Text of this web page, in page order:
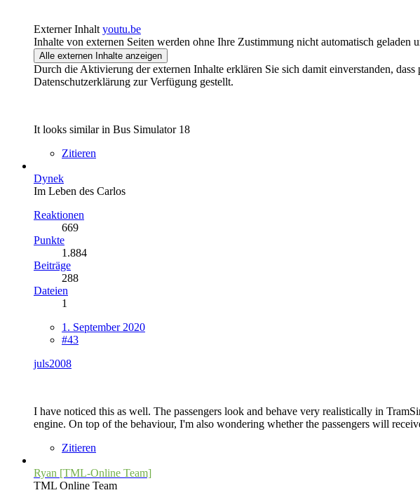
Externer Inhalt youtu.be
Inhalte von externen Seiten werden ohne Ihre Zustimmung nicht automatisch geladen
Alle externen Inhalte anzeigen
Durch die Aktivierung der externen Inhalte erklären Sie sich damit einverstanden,
Datenschutzerklärung zur Verfügung gestellt.
It looks similar in Bus Simulator 18
Zitieren
Dynek
Im Leben des Carlos
Reaktionen
669
Punkte
1.884
Beiträge
288
Dateien
1
1. September 2020
#43
juls2008
I have noticed this as well. The passengers look and behave very realistically in
engine. On top of the behaviour, I'm also wondering whether the passengers will
Zitieren
Ryan [TML-Online Team]
TML Online Team